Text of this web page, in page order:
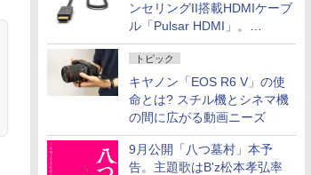
ンセリングII搭載HDMIケーブ
ル「Pulsar HDMI」。
SilentPowerから
トピック
キヤノン「EOS R6 V」の使
命とは? スチル機とシネマ機
の間に広がる動画ニーズ
9月公開「八つ墓村」本予
告。主題歌はB'z松本孝弘率